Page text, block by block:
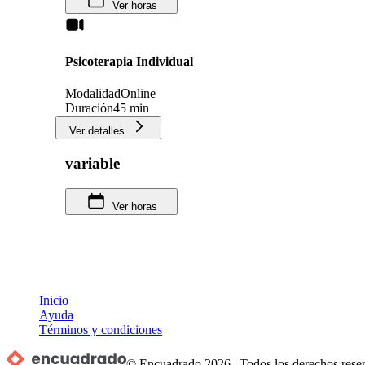
Ver horas
Psicoterapia Individual
ModalidadOnline
Duración45 min
Ver detalles
variable
Ver horas
Inicio
Ayuda
Términos y condiciones